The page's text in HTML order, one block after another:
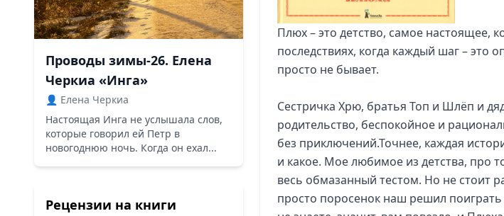
Проводы зимы-26. Елена
Черкиа «Инга»
👤 Елена Черкиа
Настоящая Инга не услышала слов,
которые говорил ей Петр в
новогоднюю ночь. Когда он ехал...
Рецензии на книги
Плюх – это детство, самое настоящее,
последствиях, когда каждый шаг – это
просто не бывает.
Сестричка Хрю, братья Топ и Шлёп и
родительство, беспокойное и
без приключений.Точнее, каждая
и какое. Мое любимое из детства, про
весь обмазанный тестом. Но не стоит
просто поросенок наш решил поиграть